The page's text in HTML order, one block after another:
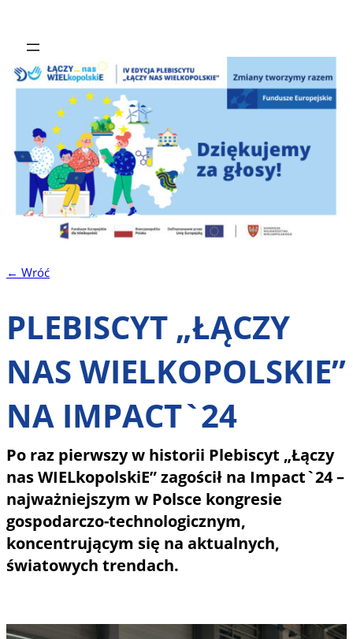
← Wróć
PLEBISCYT „ŁĄCZY
NAS WIELKOPOLSKIE”
NA IMPACT`24
Po raz pierwszy w historii Plebiscyt „Łączy
nas WIELkopolskiE” zagościł na Impact`24 –
najważniejszym w Polsce kongresie
gospodarczo-technologicznym,
koncentrującym się na aktualnych,
światowych trendach.